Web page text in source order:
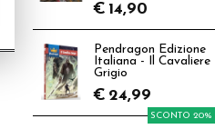
€ 14,90
Pendragon Edizione
Italiana - Il Cavaliere
Grigio
€ 24,99
SCONTO 20%